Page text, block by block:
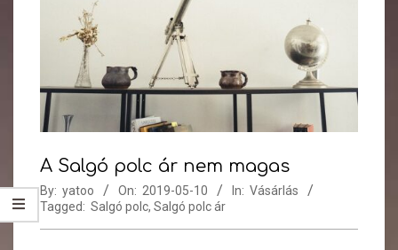
A Salgó polc ár nem magas
By: yatoo On: 2019-05-10 In: Vásárlás
Tagged: Salgó polc, Salgó polc ár